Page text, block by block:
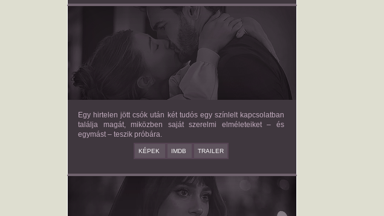
THE LOVE HYPOTHESIS
2026/09/23
OLIVE SMITH
Egy hirtelen jött csók után két tudós egy színlelt kapcsolatban
találja magát, miközben saját szerelmi elméleteiket – és
egymást – teszik próbára.
KÉPEK IMDB TRAILER